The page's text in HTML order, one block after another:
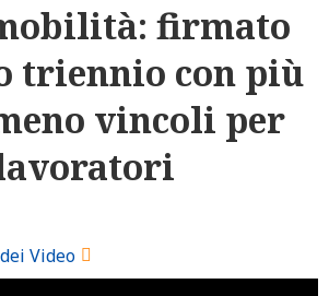
firmato
triennio con più
vincoli per
Video